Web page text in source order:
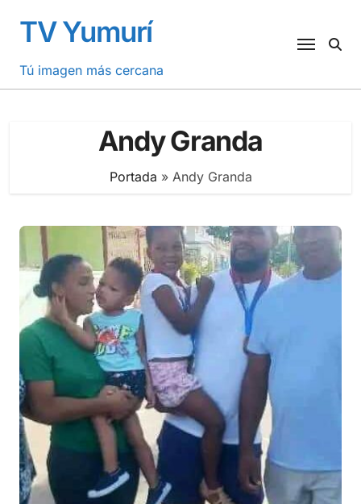
contenido
TV Yumurí
Tú imagen más cercana
Andy Granda
Portada » Andy Granda